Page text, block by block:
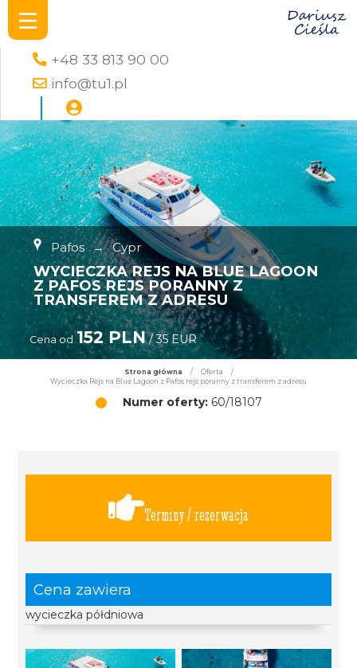
+48 33 813 90 00
info@tu1.pl
Pafos → Cypr
WYCIECZKA REJS NA BLUE LAGOON
Z PAFOS REJS PORANNY Z
TRANSFEREM Z ADRESU
Cena od 152 PLN/ 35 EUR
Strona główna / Oferta
/
Wycieczka Rejs na Blue Lagoon z Pafos rejs poranny z transferem z adresu
Numer oferty:60/18107
Terminy / rezerwacja
Cena zawiera
wycieczka półdniowa